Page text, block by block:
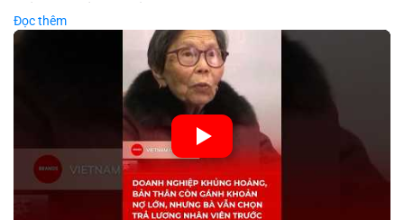
biến động giá digital asset. Bàn vấn chuyển hướng tập trung
vào nhân lực, cho thấy chiến lược giảm chi phí hoặc điều chỉnh
mô hình kinh doanh. Điều này có thể ảnh hưởng đến thị trường
crypto và các doanh nghiệp liên quan trong tương lai.
🎥 Xem video trực tiếp tại:
Nguồn: KIEN THUC KINH TE
Đọc thêm